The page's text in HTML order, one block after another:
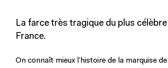
La farce très tragique du plus
France.
On connaît mieux l’histoire de la marquise